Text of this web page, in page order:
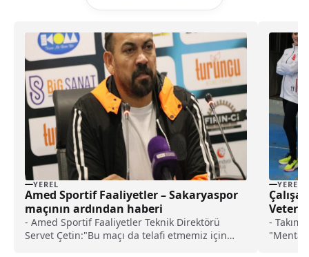
YEREL
Amed Sportif Faaliyetler – Sakaryaspor
maçının ardından haberi
- Amed Sportif Faaliyetler Teknik Direktörü
Servet Çetin:"Bu maçı da telafi etmemiz için
YEREL
-
"Mental